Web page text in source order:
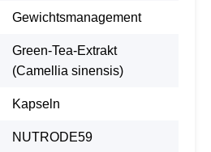
Gewichtsmanagement
Green-Tea-Extrakt
(Camellia sinensis)
Kapseln
NUTRODE59